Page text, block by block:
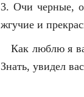
3. Очи черные,
жгучие и
Как люблю я
Знать, увидел